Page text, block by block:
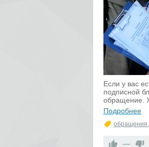
Если у вас
подписной
обращение.
Подробнее
обращения,
—